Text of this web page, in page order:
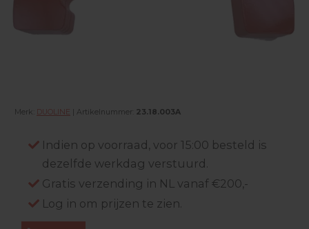
Merk: DUOLINE | Artikelnummer: 23.18.003A
Indien op voorraad, voor 15:00 besteld is
dezelfde werkdag verstuurd.
Gratis verzending in NL vanaf €200,-
Log in om prijzen te zien.